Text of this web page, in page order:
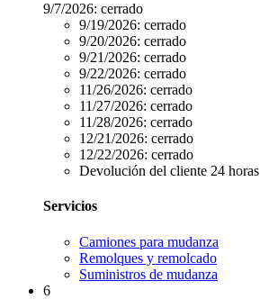
9/7/2026: cerrado
9/19/2026: cerrado
9/20/2026: cerrado
9/21/2026: cerrado
9/22/2026: cerrado
11/26/2026: cerrado
11/27/2026: cerrado
11/28/2026: cerrado
12/21/2026: cerrado
12/22/2026: cerrado
Devolución del cliente 24 horas
Servicios
Camiones para mudanza
Remolques y remolcado
Suministros de mudanza
6